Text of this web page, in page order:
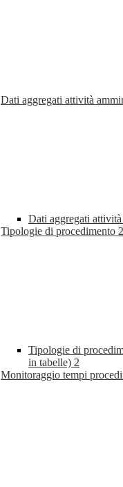
Dati aggregati attività
Dati aggregati
Tipologie di procedimento 2
Tipologie di
in tabelle) 2
Monitoraggio tempi